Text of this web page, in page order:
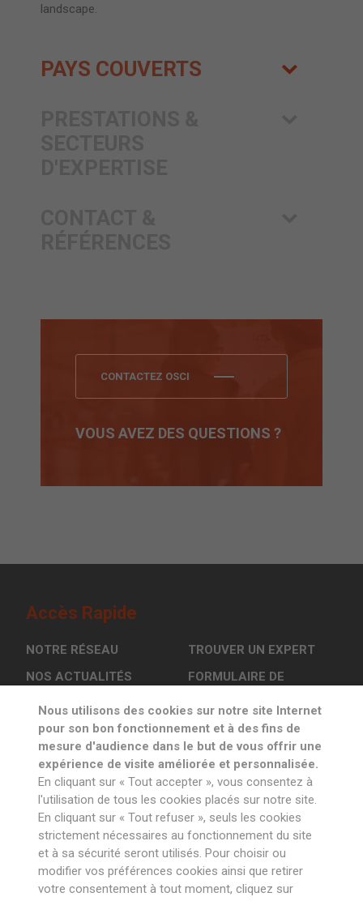
landscape.
PAYS COUVERTS
CONTACTEZ OSCI
VOUS AVEZ DES QUESTIONS ?
Accès Rapide
NOTRE RÉSEAU
NOS ACTUALITÉS
L’OSCI EN ACTION
TROUVER UN EXPERT
FORMULAIRE DE
Inscrivez-vous à la newsletter
Suivez notreactualité sur
Nous utilisons des cookies sur notre site Internet
pour son bon fonctionnement et à des fins de
mesure d'audience dans le but de vous offrir une
expérience de visite améliorée et personnalisée.
En cliquant sur « Tout accepter », vous consentez à
l'utilisation de tous les cookies placés sur notre site.
En cliquant sur « Tout refuser », seuls les cookies
strictement nécessaires au fonctionnement du site
et à sa sécurité seront utilisés. Pour choisir ou
modifier vos préférences cookies ainsi que retirer
votre consentement à tout moment, cliquez sur